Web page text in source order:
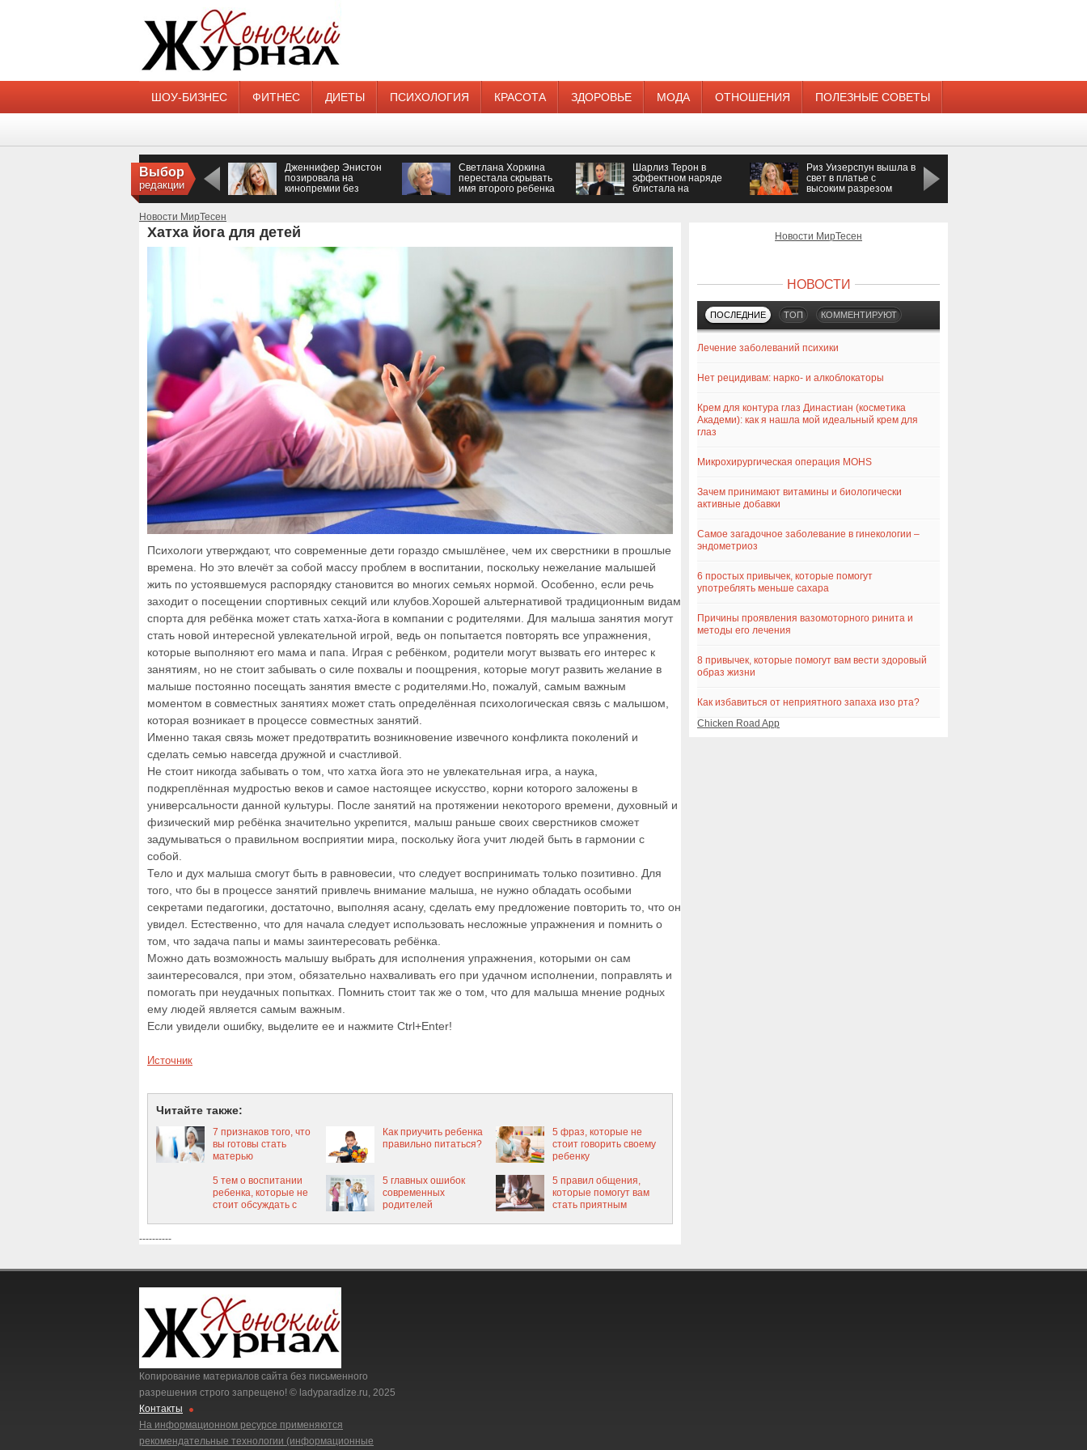
ШОУ-БИЗНЕС ФИТНЕС ДИЕТЫ ПСИХОЛОГИЯ КРАСОТА ЗДОРОВЬЕ МОДА ОТНОШЕНИЯ ПОЛЕЗНЫЕ СОВЕТЫ
Выбор
редакции
Дженнифер Энистон
позировала на
кинопремии без
Светлана Хоркина
перестала скрывать
имя второго ребенка
Шарлиз Терон в
эффектном наряде
блистала на
Риз Уизерспун вышла в
свет в платье с
высоким разрезом
Новости МирТесен
Хатха йога для детей
Психологи утверждают, что современные дети гораздо смышлёнее, чем их сверстники в прошлые
времена. Но это влечёт за собой массу проблем в воспитании, поскольку нежелание малышей
жить по устоявшемуся распорядку становится во многих семьях нормой. Особенно, если речь
заходит о посещении спортивных секций или клубов.Хорошей альтернативой традиционным видам
спорта для ребёнка может стать хатха-йога в компании с родителями. Для малыша занятия могут
стать новой интересной увлекательной игрой, ведь он попытается повторять все упражнения,
которые выполняют его мама и папа. Играя с ребёнком, родители могут вызвать его интерес к
занятиям, но не стоит забывать о силе похвалы и поощрения, которые могут развить желание в
малыше постоянно посещать занятия вместе с родителями.Но, пожалуй, самым важным
моментом в совместных занятиях может стать определённая психологическая связь с малышом,
которая возникает в процессе совместных занятий.
Именно такая связь может предотвратить возникновение извечного конфликта поколений и
сделать семью навсегда дружной и счастливой.
Не стоит никогда забывать о том, что хатха йога это не увлекательная игра, а наука,
подкреплённая мудростью веков и самое настоящее искусство, корни которого заложены в
универсальности данной культуры. После занятий на протяжении некоторого времени, духовный и
физический мир ребёнка значительно укрепится, малыш раньше своих сверстников сможет
задумываться о правильном восприятии мира, поскольку йога учит людей быть в гармонии с
собой.
Тело и дух малыша смогут быть в равновесии, что следует воспринимать только позитивно. Для
того, что бы в процессе занятий привлечь внимание малыша, не нужно обладать особыми
секретами педагогики, достаточно, выполняя асану, сделать ему предложение повторить то, что он
увидел. Естественно, что для начала следует использовать несложные упражнения и помнить о
том, что задача папы и мамы заинтересовать ребёнка.
Можно дать возможность малышу выбрать для исполнения упражнения, которыми он сам
заинтересовался, при этом, обязательно нахваливать его при удачном исполнении, поправлять и
помогать при неудачных попытках. Помнить стоит так же о том, что для малыша мнение родных
ему людей является самым важным.
Если увидели ошибку, выделите ее и нажмите Ctrl+Enter!
Источник
Читайте также:
7 признаков того, что
вы готовы стать
матерью
Как приучить ребенка
правильно питаться?
5 фраз, которые не
стоит говорить своему
ребенку
5 тем о воспитании
ребенка, которые не
стоит обсуждать с
5 главных ошибок
современных
родителей
5 правил общения,
которые помогут вам
стать приятным
----------
Новости МирТесен
НОВОСТИ
ПОСЛЕДНИЕ ТОП КОММЕНТИРУЮТ
Лечение заболеваний психики
Нет рецидивам: нарко- и алкоблокаторы
Крем для контура глаз Династиан (косметика
Академи): как я нашла мой идеальный крем для
глаз
Микрохирургическая операция MOHS
Зачем принимают витамины и биологически
активные добавки
Самое загадочное заболевание в гинекологии –
эндометриоз
6 простых привычек, которые помогут
употреблять меньше сахара
Причины проявления вазомоторного ринита и
методы его лечения
8 привычек, которые помогут вам вести здоровый
образ жизни
Как избавиться от неприятного запаха изо рта?
Chicken Road App
Копирование материалов сайта без письменного
разрешения строго запрещено! © ladyparadize.ru, 2025
Контакты
На информационном ресурсе применяются
рекомендательные технологии (информационные